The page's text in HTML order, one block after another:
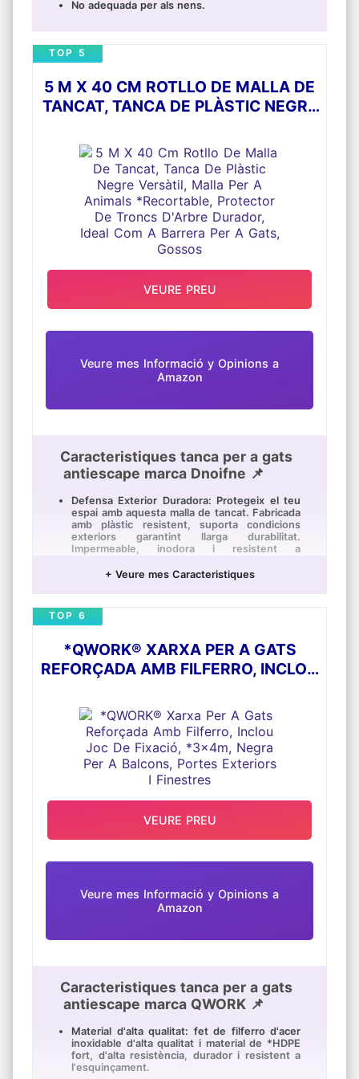
No adequada per als nens.
5 M X 40 CM ROTLLO DE MALLA DE
TANCAT, TANCA DE PLÀSTIC NEGRE
*RECORTABLE, PROTECTOR DE
TRONCS D'ARBRE DURADOR, IDEAL
COM A BARRERA PER A GATS,
GOSSOS
TOP 5
Veure mes Informació y Opinions a
Amazon
Caracteristiques tanca per a gats
antiescape marca Dnoifne 📌
Defensa Exterior Duradora: Protegeix el teu
espai amb aquesta malla de tancat. Fabricada
amb plàstic resistent, suporta condicions
exteriors garantint llarga durabilitat.
Impermeable, inodora i resistent a
Ús Versàtil: Ideal com a barrera per a animals
el teu jardí contra possibles intrusos.
i 5 m de llarg, aquest protector ofereix
cobertura completa. Fàcilment ajustable,
s'adapta a arbres de diferents grandàries o
recintes per a animals.
per a plantes, aquesta malla es pot tallar a la
longitud desitjada. El seu disseny flexible
garanteix un ajust perfecte segons les teves
necessitats.
Fàcil Instal·lació: Inclou un rotllo de malla
plàstica negra i brides per a una fixació
VEURE PREU
+ Veure mes Caracteristiques
*QWORK® XARXA PER A GATS
REFORÇADA AMB FILFERRO, INCLOU
PER A BALCONS, PORTES
EXTERIORS I FINESTRES
TOP 6
Veure mes Informació y Opinions a
Amazon
Caracteristiques tanca per a gats
antiescape marca QWORK 📌
Material d'alta qualitat: fet de filferro d'acer
inoxidable d'alta qualitat i material de *HDPE
fort, d'alta resistència, durador i resistent a
l'esquinçament.
VEURE PREU